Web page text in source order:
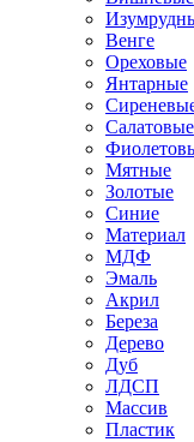
Венге
Ореховые
Янтарные
Салатовые
Мятные
Золотые
Синие
Материал
МДФ
Эмаль
Акрил
Береза
Дерево
Дуб
ЛДСП
Массив
Пластик